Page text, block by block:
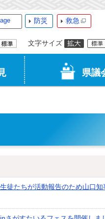
防災 救急
文字サイズ
県議
徒たちが活動報告のため山口知